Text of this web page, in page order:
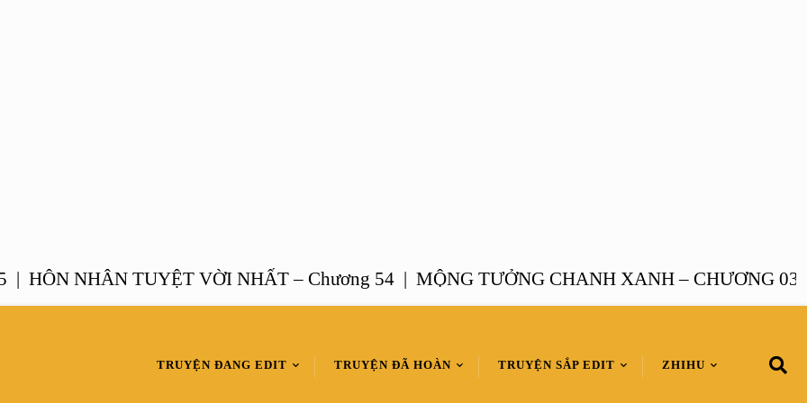
NHÂN TUYỆT VỜI NHẤT – Chương 54 |MỘNG TƯỞNG CHANH XANH – CHƯƠNG 03 |
TRUYỆN ĐANG EDIT TRUYỆN ĐÃ HOÀN TRUYỆN SẮP EDIT ZHIHU